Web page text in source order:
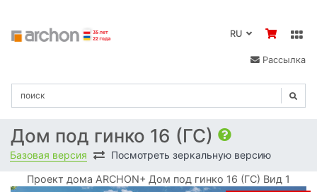
Рассылка
Дом под гинко 16 (ГС)
Базовая версия Посмотреть зеркальную версию
Проект дома ARCHON+ Дом под гинко 16 (ГС) Вид 1